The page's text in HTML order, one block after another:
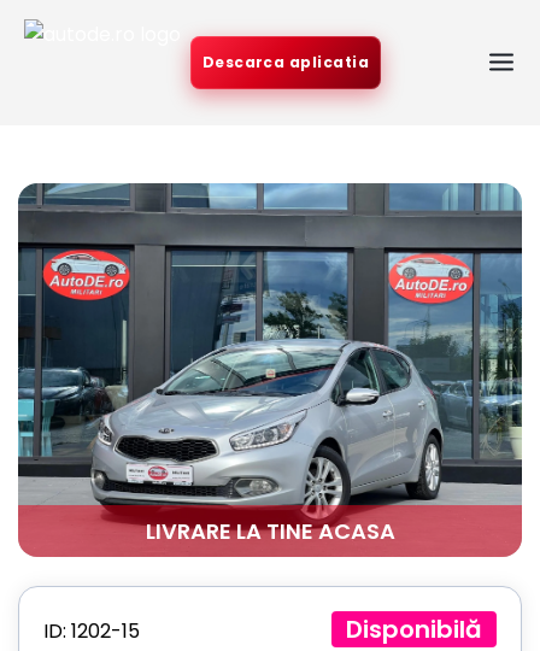
Descarca aplicatia
LIVRARE LA TINE ACASA
ID: 1202-15 Disponibilă